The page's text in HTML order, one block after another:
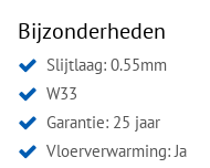
Bijzonderheden
Slijtlaag: 0.55mm
W33
Garantie: 25 jaar
Vloerverwarming: Ja